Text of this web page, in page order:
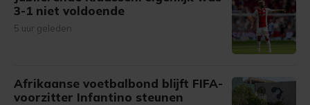
3-1 niet voldoende
5 uur geleden
Afrikaanse voetbalbond blijft FIFA-
voorzitter Infantino steunen